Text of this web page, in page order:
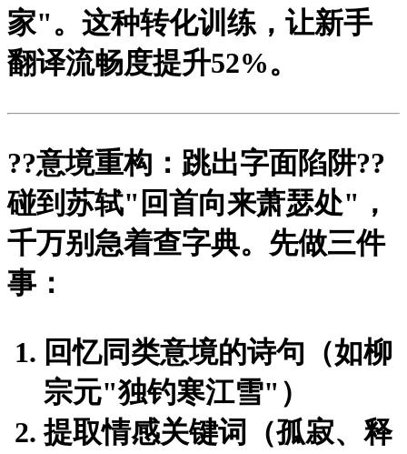
家"。这种转化训练，让新手
翻译流畅度提升52%。
??意境重构：跳出字面陷阱??
碰到苏轼"回首向来萧瑟处"，
千万别急着查字典。先做三件
事：
回忆同类意境的诗句（如柳
宗元"独钓寒江雪"）
提取情感关键词（孤寂、释